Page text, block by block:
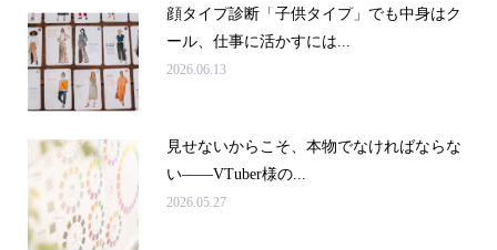
顔タイプ診断「子供タイプ」でも中身はク
ール、仕事に活かすには...
2026.06.13
見せないからこそ、本物でなければならな
い――VTuber様の...
2026.05.27